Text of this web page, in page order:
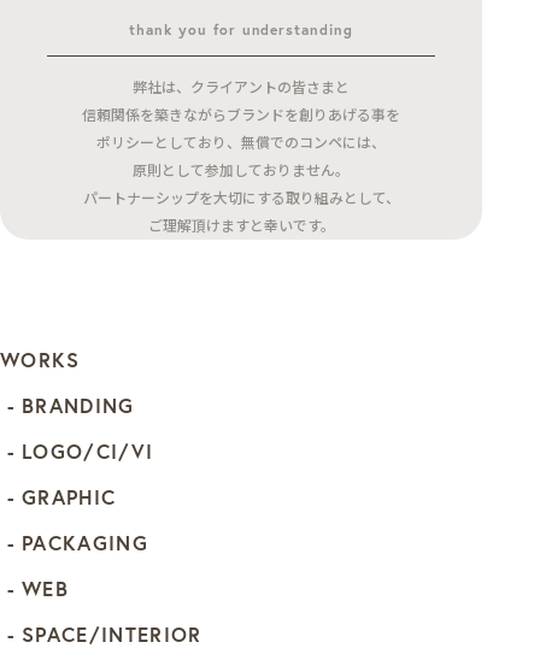
thank you for understanding
弊社は、クライアントの皆さまと
信頼関係を築きながらブランドを創りあげる事を
ポリシーとしており、無償でのコンペには、
原則として参加しておりません。
パートナーシップを大切にする取り組みとして、
ご理解頂けますと幸いです。
WORKS
BRANDING
LOGO/CI/VI
GRAPHIC
PACKAGING
WEB
SPACE/INTERIOR